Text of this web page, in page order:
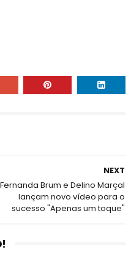
NEXT
Fernanda Brum e Delino Marçal
lançam novo vídeo para o
sucesso "Apenas um toque"